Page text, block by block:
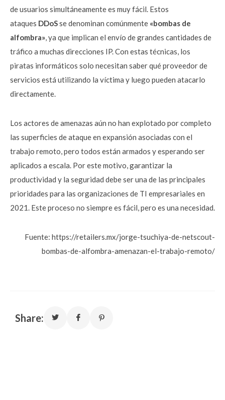
de usuarios simultáneamente es muy fácil. Estos
ataques DDoSse denominan comúnmente «bombas de
alfombra», ya que implican el envío de grandes cantidades de
tráfico a muchas direcciones IP. Con estas técnicas, los
piratas informáticos solo necesitan saber qué proveedor de
servicios está utilizando la víctima y luego pueden atacarlo
directamente.
Los actores de amenazas aún no han explotado por completo
las superficies de ataque en expansión asociadas con el
trabajo remoto, pero todos están armados y esperando ser
aplicados a escala. Por este motivo, garantizar la
productividad y la seguridad debe ser una de las principales
prioridades para las organizaciones de TI empresariales en
2021. Este proceso no siempre es fácil, pero es una necesidad.
Fuente: https://retailers.mx/jorge-tsuchiya-de-netscout-
bombas-de-alfombra-amenazan-el-trabajo-remoto/
Share: